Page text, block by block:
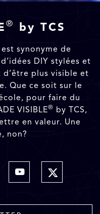
® by TCS
est synonyme de
DIY stylées et
plus visible et
Que ce soit sur le
pour faire du
VISIBLE® by TCS,
en valeur. Une
non?